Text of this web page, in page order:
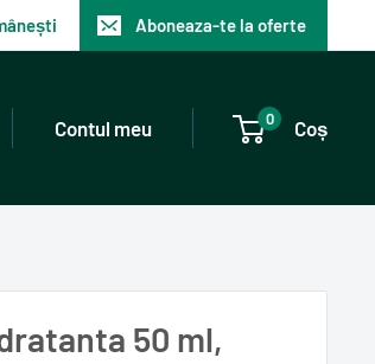
Aboneaza-te la oferte
Contul meu 0 Coș
50 ml,